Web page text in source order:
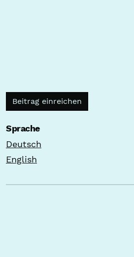
Beitrag einreichen
Sprache
Deutsch
English